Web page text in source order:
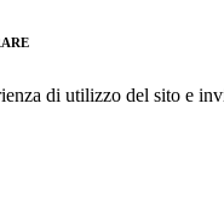
di utilizzo del sito e